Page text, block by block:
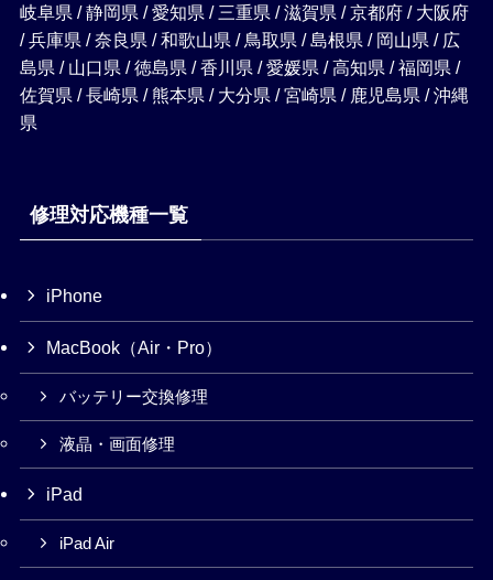
岐阜県 / 静岡県 / 愛知県 / 三重県 / 滋賀県 / 京都府 / 大阪府
/ 兵庫県 / 奈良県 / 和歌山県 / 鳥取県 / 島根県 / 岡山県 / 広
島県 / 山口県 / 徳島県 / 香川県 / 愛媛県 / 高知県 / 福岡県 /
佐賀県 / 長崎県 / 熊本県 / 大分県 / 宮崎県 / 鹿児島県 / 沖縄
県
修理対応機種一覧
iPhone
MacBook（Air・Pro）
バッテリー交換修理
液晶・画面修理
iPad
iPad Air